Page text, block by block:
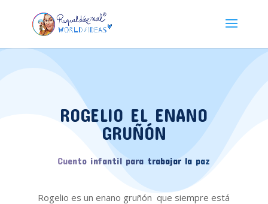
ROGELIO EL ENANO
GRUÑÓN
Cuento infantil para trabajar la paz
Rogelio es un enano gruñón que siempre está